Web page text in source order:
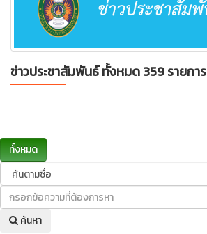
ข่าวประชาสัมพันธ์ ทั้งหมด 359 รายการ
ทั้งหมด
ค้นหา